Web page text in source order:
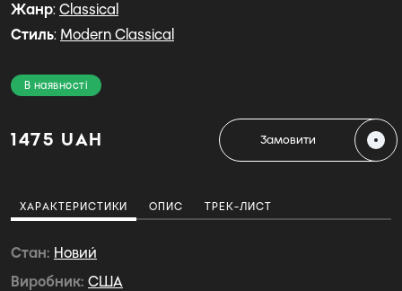
Жанр: Classical
Стиль: Modern Classical
В наявності
1475 UAH Замовити
ХАРАКТЕРИСТИКИ ОПИС ТРЕК-ЛИСТ
Стан Новий
Виробник США